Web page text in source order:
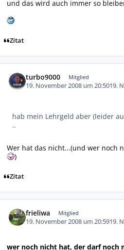
und das wird auch immer so
Zitat
turbo9000 Mitglied
19. November 2008 um 20:5019.
hab mein Lehrgeld aber (leider
..
Wer hat das nicht...(und wer noch
)
Zitat
frieliwa Mitglied
19. November 2008 um 20:5919.
wer noch nicht hat, der darf noch